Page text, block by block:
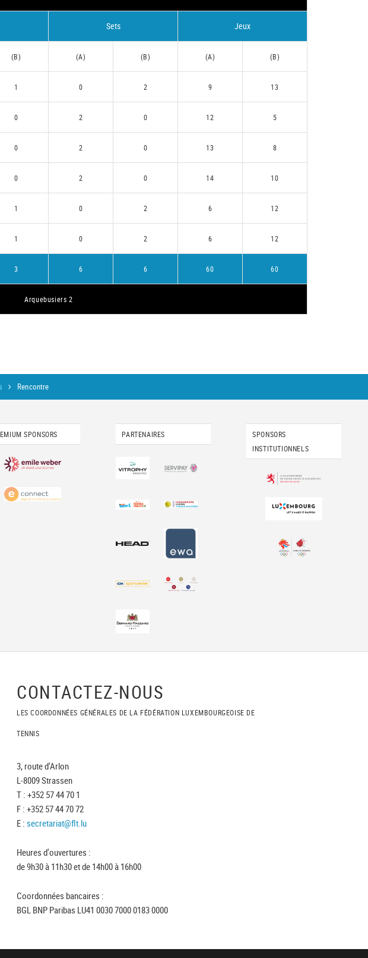
Sets Jeux
(B) (A) (B) (A) (B)
1 0 2 9 13
0 2 0 12 5
0 2 0 13 8
0 2 0 14 10
1 0 2 6 12
1 0 2 6 12
3 6 6 60 60
Arquebusiers 2
Rencontre
SPONSORS PARTENAIRES
SPONSORS
INSTITUTIONNELS
CONTACTEZ-NOUS
LES COORDONNÉES GÉNÉRALES DE LA FÉDÉRATION LUXEMBOURGEOISE DE
TENNIS
3, route d'Arlon
L-8009 Strassen
T : +352 57 44 70 1
F : +352 57 44 70 72
E : secretariat@flt.lu
Heures d'ouvertures :
de 9h30 à 11h30 et de 14h00 à 16h00
Coordonnées bancaires :
BGL BNP Paribas LU41 0030 7000 0183 0000